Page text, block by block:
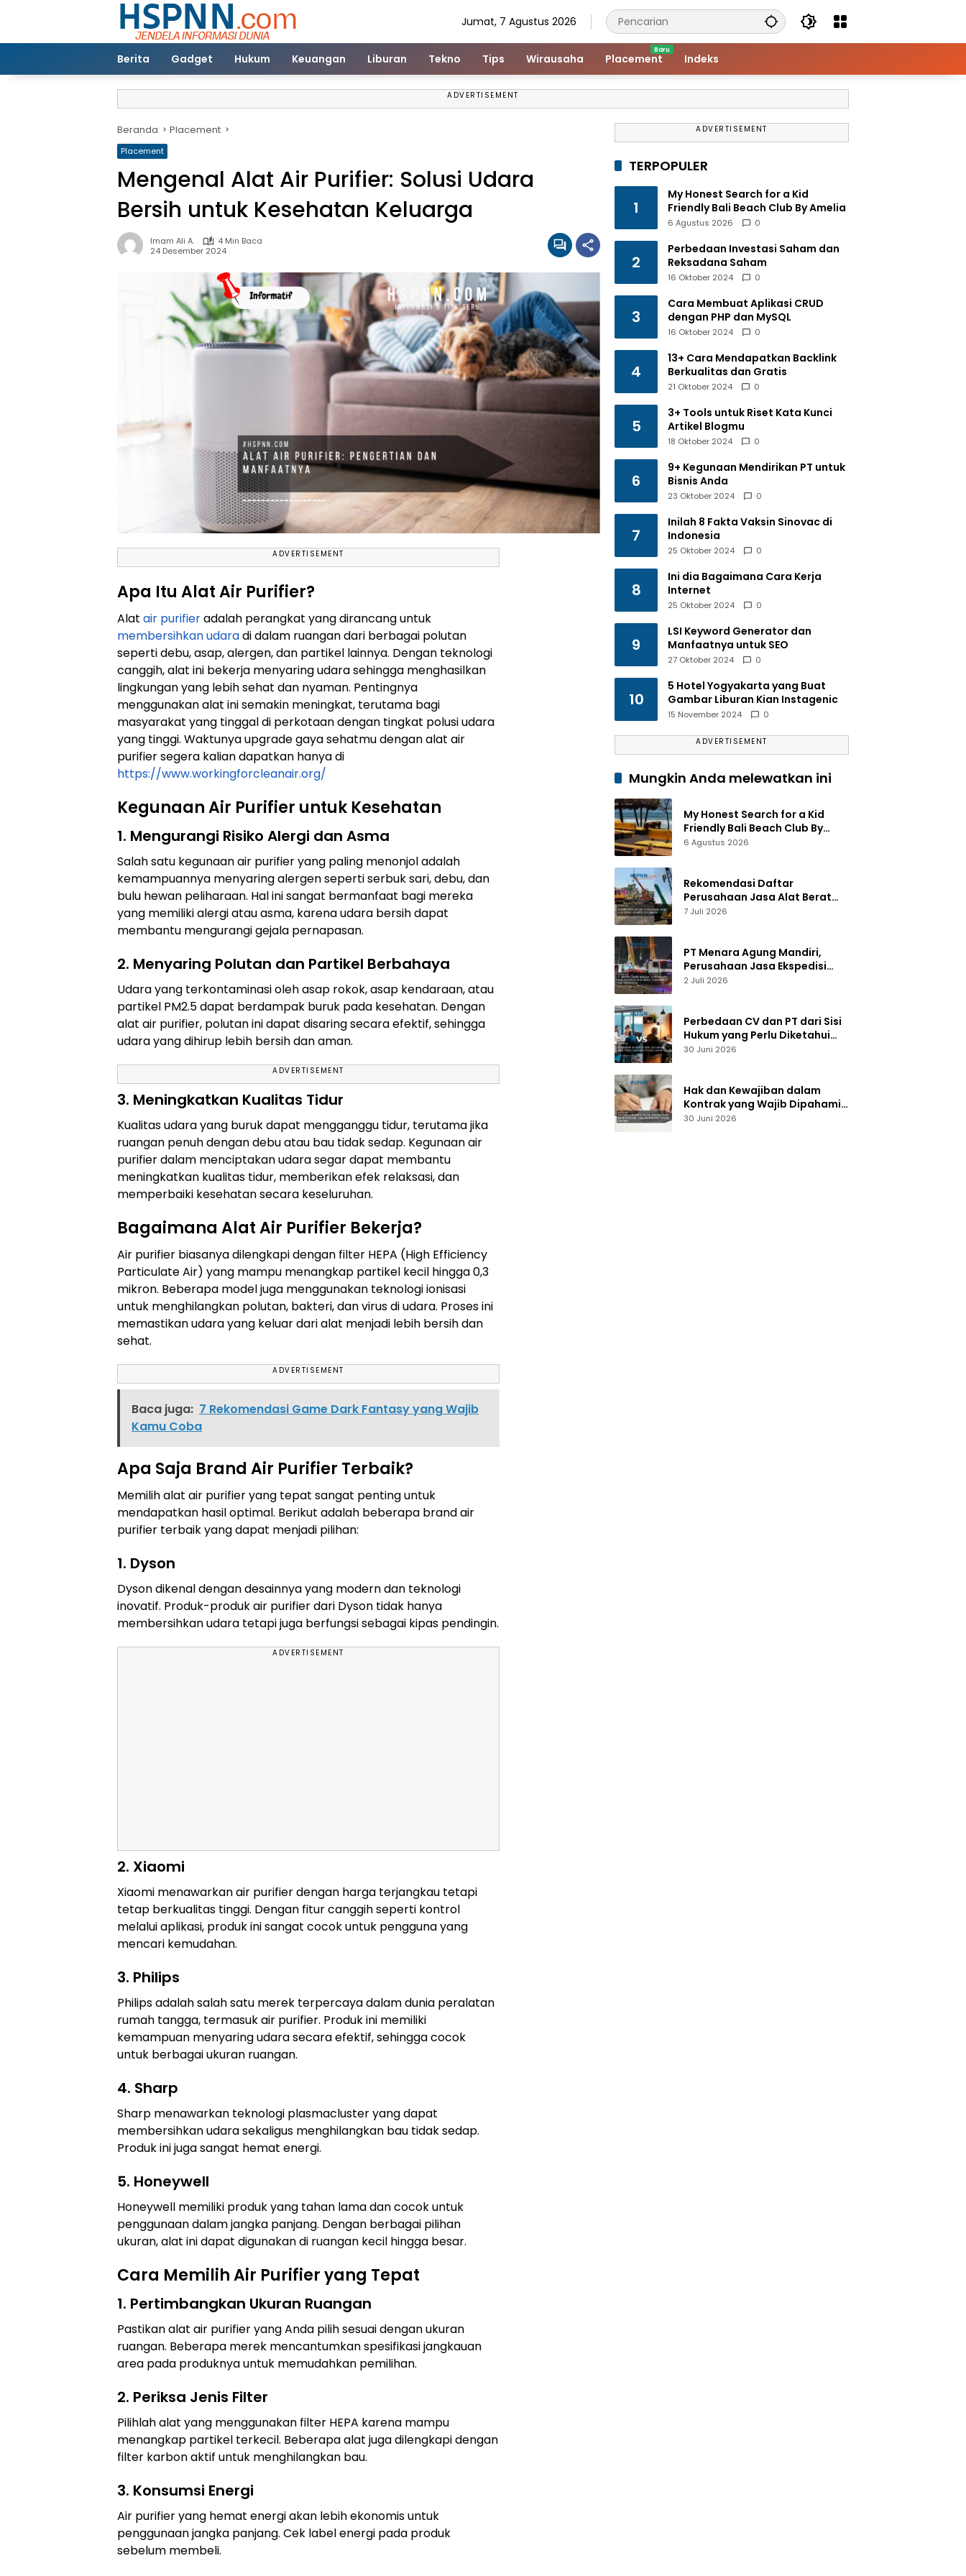
Jumat, 7 Agustus 2026
Berita Gadget Hukum Keuangan Liburan Tekno Tips Wirausaha Placement Indeks
ADVERTISEMENT
Beranda Placement
Placement
Mengenal Alat Air Purifier: Solusi Udara
Bersih untuk Kesehatan Keluarga
Imam Ali A.
4 Min Baca
24 Desember 2024
ADVERTISEMENT
Apa Itu Alat Air Purifier?
Alat air purifieradalah perangkat yang dirancang untuk
membersihkan udaradi dalam ruangan dari berbagai polutan
seperti debu, asap, alergen, dan partikel lainnya. Dengan teknologi
canggih, alat ini bekerja menyaring udara sehingga menghasilkan
lingkungan yang lebih sehat dan nyaman. Pentingnya
menggunakan alat ini semakin meningkat, terutama bagi
masyarakat yang tinggal di perkotaan dengan tingkat polusi udara
yang tinggi. Waktunya upgrade gaya sehatmu dengan alat air
purifier segera kalian dapatkan hanya di
https://www.workingforcleanair.org/
Kegunaan Air Purifier untuk Kesehatan
1. Mengurangi Risiko Alergi dan Asma
Salah satu kegunaan air purifier yang paling menonjol adalah
kemampuannya menyaring alergen seperti serbuk sari, debu, dan
bulu hewan peliharaan. Hal ini sangat bermanfaat bagi mereka
yang memiliki alergi atau asma, karena udara bersih dapat
membantu mengurangi gejala pernapasan.
2. Menyaring Polutan dan Partikel Berbahaya
Udara yang terkontaminasi oleh asap rokok, asap kendaraan, atau
partikel PM2.5 dapat berdampak buruk pada kesehatan. Dengan
alat air purifier, polutan ini dapat disaring secara efektif, sehingga
udara yang dihirup lebih bersih dan aman.
ADVERTISEMENT
3. Meningkatkan Kualitas Tidur
Kualitas udara yang buruk dapat mengganggu tidur, terutama jika
ruangan penuh dengan debu atau bau tidak sedap. Kegunaan air
purifier dalam menciptakan udara segar dapat membantu
meningkatkan kualitas tidur, memberikan efek relaksasi, dan
memperbaiki kesehatan secara keseluruhan.
Bagaimana Alat Air Purifier Bekerja?
Air purifier biasanya dilengkapi dengan filter HEPA (High Efficiency
Particulate Air) yang mampu menangkap partikel kecil hingga 0,3
mikron. Beberapa model juga menggunakan teknologi ionisasi
untuk menghilangkan polutan, bakteri, dan virus di udara. Proses ini
memastikan udara yang keluar dari alat menjadi lebih bersih dan
sehat.
ADVERTISEMENT
Baca juga: 7 Rekomendasi Game Dark Fantasy yang Wajib
Kamu Coba
Apa Saja Brand Air Purifier Terbaik?
Memilih alat air purifier yang tepat sangat penting untuk
mendapatkan hasil optimal. Berikut adalah beberapa brand air
purifier terbaik yang dapat menjadi pilihan:
1. Dyson
Dyson dikenal dengan desainnya yang modern dan teknologi
inovatif. Produk-produk air purifier dari Dyson tidak hanya
membersihkan udara tetapi juga berfungsi sebagai kipas pendingin.
ADVERTISEMENT
2. Xiaomi
Xiaomi menawarkan air purifier dengan harga terjangkau tetapi
tetap berkualitas tinggi. Dengan fitur canggih seperti kontrol
melalui aplikasi, produk ini sangat cocok untuk pengguna yang
mencari kemudahan.
3. Philips
Philips adalah salah satu merek terpercaya dalam dunia peralatan
rumah tangga, termasuk air purifier. Produk ini memiliki
kemampuan menyaring udara secara efektif, sehingga cocok
untuk berbagai ukuran ruangan.
4. Sharp
Sharp menawarkan teknologi plasmacluster yang dapat
membersihkan udara sekaligus menghilangkan bau tidak sedap.
Produk ini juga sangat hemat energi.
5. Honeywell
Honeywell memiliki produk yang tahan lama dan cocok untuk
penggunaan dalam jangka panjang. Dengan berbagai pilihan
ukuran, alat ini dapat digunakan di ruangan kecil hingga besar.
Cara Memilih Air Purifier yang Tepat
1. Pertimbangkan Ukuran Ruangan
Pastikan alat air purifier yang Anda pilih sesuai dengan ukuran
ruangan. Beberapa merek mencantumkan spesifikasi jangkauan
area pada produknya untuk memudahkan pemilihan.
2. Periksa Jenis Filter
Pilihlah alat yang menggunakan filter HEPA karena mampu
menangkap partikel terkecil. Beberapa alat juga dilengkapi dengan
filter karbon aktif untuk menghilangkan bau.
3. Konsumsi Energi
Air purifier yang hemat energi akan lebih ekonomis untuk
penggunaan jangka panjang. Cek label energi pada produk
sebelum membeli.
ADVERTISEMENT
TERPOPULER
1
My Honest Search for a Kid
Friendly Bali Beach Club By Amelia
6 Agustus 2026 0
2
Perbedaan Investasi Saham dan
Reksadana Saham
16 Oktober 2024 0
3
Cara Membuat Aplikasi CRUD
dengan PHP dan MySQL
16 Oktober 2024 0
4
13+ Cara Mendapatkan Backlink
Berkualitas dan Gratis
21 Oktober 2024 0
5
3+ Tools untuk Riset Kata Kunci
Artikel Blogmu
18 Oktober 2024 0
6
9+ Kegunaan Mendirikan PT untuk
Bisnis Anda
23 Oktober 2024 0
7
Inilah 8 Fakta Vaksin Sinovac di
Indonesia
25 Oktober 2024 0
8
Ini dia Bagaimana Cara Kerja
Internet
25 Oktober 2024 0
9
LSI Keyword Generator dan
Manfaatnya untuk SEO
27 Oktober 2024 0
10
5 Hotel Yogyakarta yang Buat
Gambar Liburan Kian Instagenic
15 November 2024 0
ADVERTISEMENT
Mungkin Anda melewatkan ini
My Honest Search for a Kid
Friendly Bali Beach Club By
Amelia
6 Agustus 2026
Rekomendasi Daftar
Perusahaan Jasa Alat Berat
Jakarta Terlengkap
7 Juli 2026
PT Menara Agung Mandiri,
Perusahaan Jasa Ekspedisi
Alat Berat yang Handal dan
2 Juli 2026
Perbedaan CV dan PT dari Sisi
Hukum yang Perlu Diketahui
Pelaku Usaha
30 Juni 2026
Hak dan Kewajiban dalam
Kontrak yang Wajib Dipahami
Sebelum Menandatangani
30 Juni 2026